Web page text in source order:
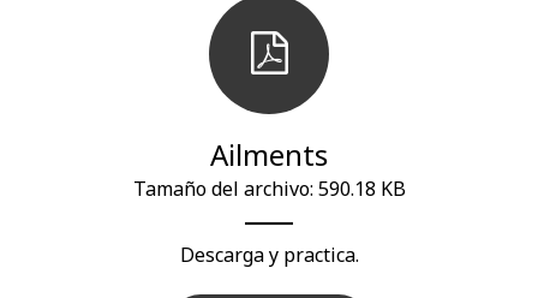
Ailments
Tamaño del archivo: 590.18 KB
Descarga y practica.